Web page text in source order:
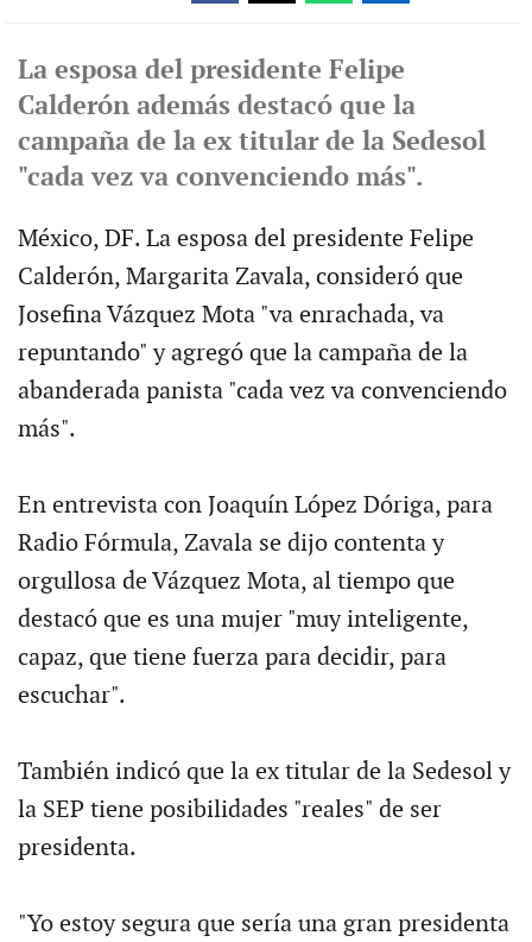
La esposa del presidente Felipe
Calderón además destacó que la
campaña de la ex titular de la Sedesol
"cada vez va convenciendo más".
México, DF. La esposa del presidente Felipe
Calderón, Margarita Zavala, consideró que
Josefina Vázquez Mota "va enrachada, va
repuntando" y agregó que la campaña de la
abanderada panista "cada vez va convenciendo
más".
En entrevista con Joaquín López Dóriga, para
Radio Fórmula, Zavala se dijo contenta y
orgullosa de Vázquez Mota, al tiempo que
destacó que es una mujer "muy inteligente,
capaz, que tiene fuerza para decidir, para
escuchar".
También indicó que la ex titular de la Sedesol y
la SEP tiene posibilidades "reales" de ser
presidenta.
"Yo estoy segura que sería una gran presidenta